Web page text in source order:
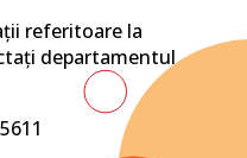
referitoare la
departamentul